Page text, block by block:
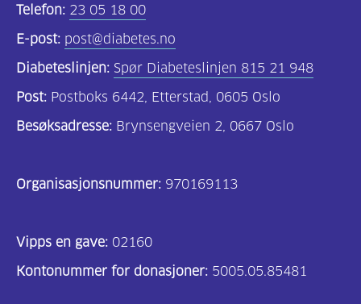
Telefon: 23 05 18 00
E-post: post@diabetes.no
Diabeteslinjen: Spør Diabeteslinjen 815 21 948
Post: Postboks 6442, Etterstad, 0605 Oslo
Besøksadresse: Brynsengveien 2, 0667 Oslo
Organisasjonsnummer: 970169113
Vipps en gave: 02160
Kontonummer for donasjoner: 5005.05.85481